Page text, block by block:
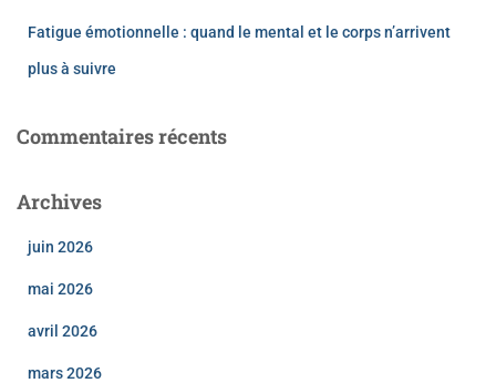
Fatigue émotionnelle : quand le mental et le corps n’arrivent
plus à suivre
Commentaires récents
Archives
juin 2026
mai 2026
avril 2026
mars 2026